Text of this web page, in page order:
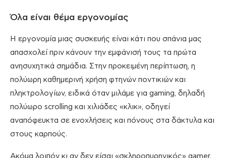
Όλα είναι θέμα εργονομίας
Η εργονομία μιας συσκευής είναι κάτι που σπάνια μας
απασχολεί πριν κάνουν την εμφάνισή τους τα πρώτα
ανησυχητικά σημάδια. Στην προκειμένη περίπτωση, η
πολύωρη καθημερινή χρήση φτηνών ποντικιών και
πληκτρολογίων, ειδικά όταν μιλάμε για gaming, δηλαδή
πολύωρο scrolling και χιλιάδες «κλικ», οδηγεί
αναπόφευκτα σε ενοχλήσεις και πόνους στα δάκτυλα και
στους καρπούς.
Ακόμα λοιπόν κι αν δεν είσαι «σκληροπυρηνικός» gamer,